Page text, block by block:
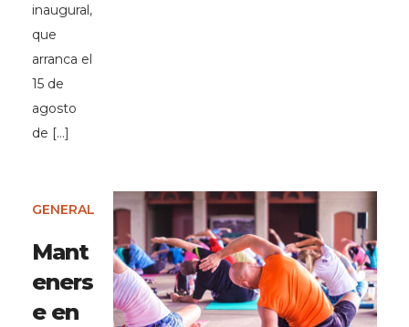
inaugural,
que
arranca el
15 de
agosto
de […]
GENERAL
Mant
eners
e en